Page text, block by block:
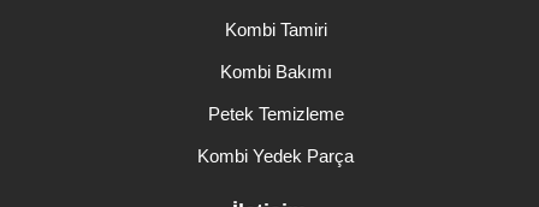
Kombi Tamiri
Kombi Bakımı
Petek Temizleme
Kombi Yedek Parça